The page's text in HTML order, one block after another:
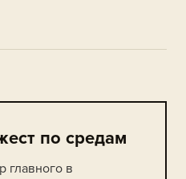
по средам
главного в